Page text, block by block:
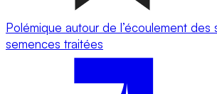
Polémique autour de l’écoulement des
semences traitées